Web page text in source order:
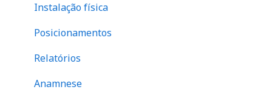
Instalação física
Posicionamentos
Relatórios
Anamnese